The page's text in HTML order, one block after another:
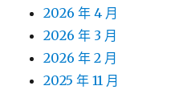
2026 年 4 月
2026 年 3 月
2026 年 2 月
2025 年 11 月